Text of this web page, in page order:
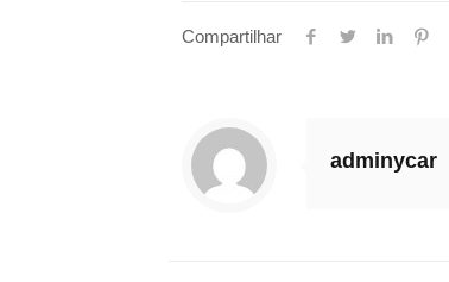
Compartilhar
adminycar